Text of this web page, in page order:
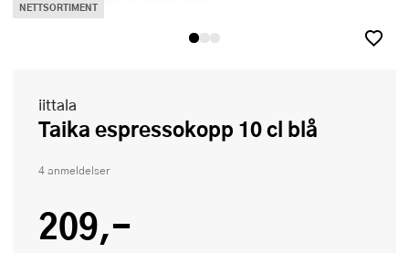
NETTSORTIMENT
iittala
Taika espressokopp 10 cl blå
4 anmeldelser
209,-